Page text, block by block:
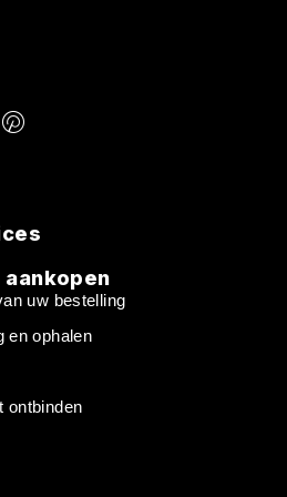
uw bestelling
en ophalen
ontbinden